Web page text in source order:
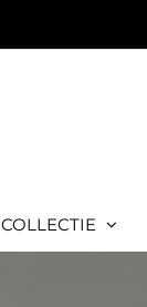
COLLECTIE